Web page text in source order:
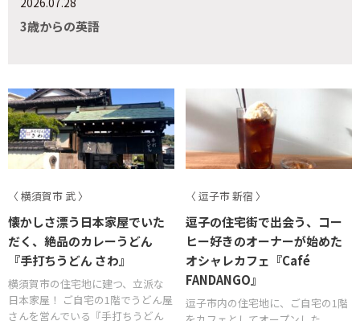
3歳からの英語
〈 横須賀市 武 〉
懐かしさ漂う日本家屋でいた
だく、絶品のカレーうどん
『手打ちうどん さわ』
横須賀市の住宅地に建つ、立派な
日本家屋！ ご自宅の1階でうどん屋
さんを営んでいる『手打ちうどん
〈 逗子市 新宿 〉
逗子の住宅街で出会う、コー
ヒー好きのオーナーが始めた
オシャレカフェ『Café
FANDANGO』
逗子市内の住宅地に、ご自宅の1階